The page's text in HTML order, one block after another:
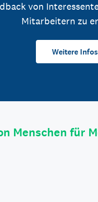
von
Mitarbeitern zu
Weitere Infos
Menschen für